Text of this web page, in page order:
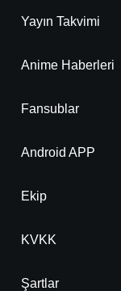
Yayın Takvimi
Anime Haberleri
Fansublar
Android APP
Ekip
KVKK
Şartlar